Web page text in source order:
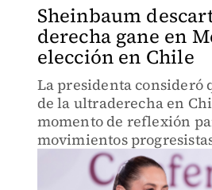
Sheinbaum
derecha gane en
elección en Chile
La presidenta consideró
de la ultraderecha en
momento de reflexión
movimientos